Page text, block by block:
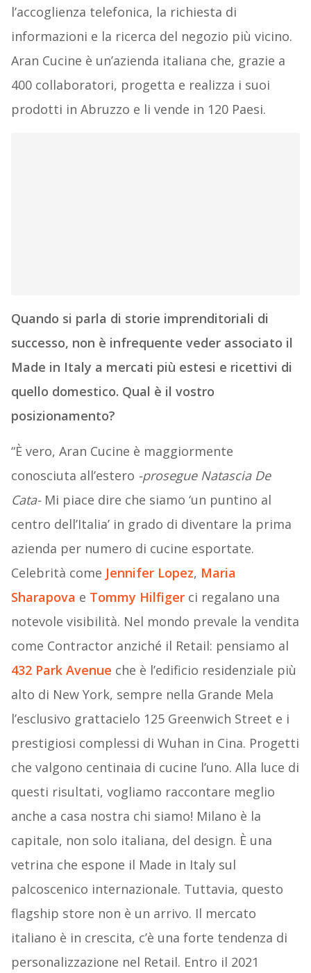
l’accoglienza telefonica, la richiesta di
informazioni e la ricerca del negozio più vicino.
Aran Cucine è un’azienda italiana che, grazie a
400 collaboratori, progetta e realizza i suoi
prodotti in Abruzzo e li vende in 120 Paesi.
Quando si parla di storie imprenditoriali di
successo, non è infrequente veder associato il
Made in Italy a mercati più estesi e ricettivi di
quello domestico. Qual è il vostro
posizionamento?
“È vero, Aran Cucine è maggiormente
conosciuta all’estero -prosegue Natascia De
Cata-Mi piace dire che siamo ‘un puntino al
centro dell’Italia’ in grado di diventare la prima
azienda per numero di cucine esportate.
Celebrità come Jennifer Lopez, Maria
Sharapova e Tommy Hilfigerci regalano una
notevole visibilità. Nel mondo prevale la vendita
come Contractor anziché il Retail: pensiamo al
432 Park Avenue che è l’edificio residenziale più
alto di New York, sempre nella Grande Mela
l’esclusivo grattacielo 125 Greenwich Street e i
prestigiosi complessi di Wuhan in Cina. Progetti
che valgono centinaia di cucine l’uno. Alla luce di
questi risultati, vogliamo raccontare meglio
anche a casa nostra chi siamo! Milano è la
capitale, non solo italiana, del design. È una
vetrina che espone il Made in Italy sul
palcoscenico internazionale. Tuttavia, questo
flagship store non è un arrivo. Il mercato
italiano è in crescita, c’è una forte tendenza di
personalizzazione nel Retail. Entro il 2021